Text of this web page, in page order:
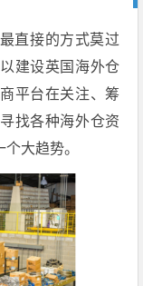
直接的方式莫过
建设英国海外仓
平台在关注、筹
找各种海外仓资
大趋势。